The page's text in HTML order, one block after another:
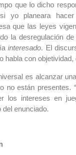
que lo dicho
yo planeara
que las leyes
la desregulación
interesado. El
habla con objetividad,
es alcanzar
no están presentes.
los intereses en
del enunciado.